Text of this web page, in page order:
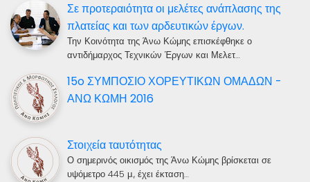
Σε προτεραιότητα οι μελέτες ανάπλασης της
πλατείας και των αρδευτικών έργων.
Την Κοινότητα της Άνω Κώμης επισκέφθηκε ο
αντιδήμαρχος Τεχνικών Έργων και Μελετ…
15o ΣΥΜΠΟΣΙΟ ΧΟΡΕΥΤΙΚΩΝ ΟΜΑΔΩΝ -
ΑΝΩ ΚΩΜΗ 2016
Στοιχεία ταυτότητας
Ο σημερινός οικισμός της Άνω Κώμης βρίσκεται σε
υψόμετρο 445 μ., έχει έκταση…